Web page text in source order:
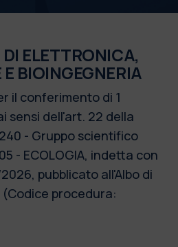
ELETTRONICA,
BIOINGEGNERIA
il conferimento di 1
sensi dell'art. 22 della
- Gruppo scientifico
- ECOLOGIA, indetta con
pubblicato all'Albo di
procedura: